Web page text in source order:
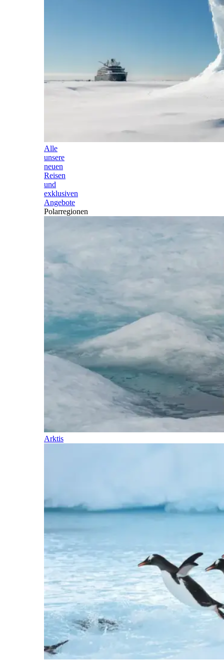
Alle
unsere
neuen
Reisen
und
exklusiven
Angebote
Polarregionen
Arktis